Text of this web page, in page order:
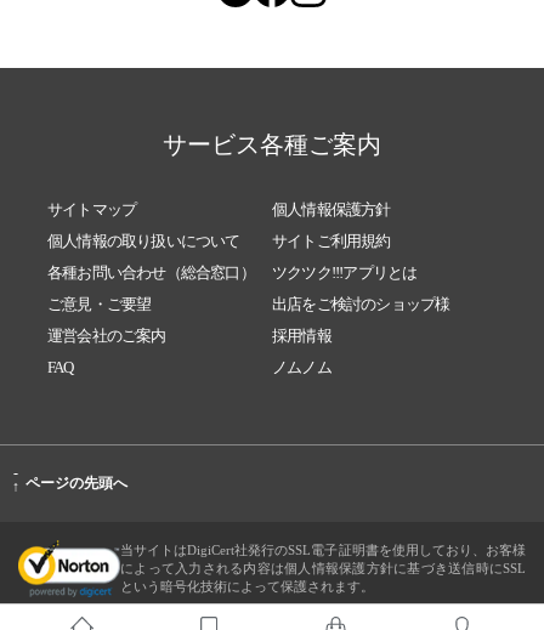
サービス各種ご案内
サイトマップ
個人情報保護方針
個人情報の取り扱いについて
サイトご利用規約
各種お問い合わせ（総合窓口）
ツクツク!!!アプリとは
ご意見・ご要望
出店をご検討のショップ様
運営会社のご案内
採用情報
FAQ
ノムノム
-
↑ ページの先頭へ
当サイトはDigiCert社発行のSSL電子証明書を使用しており、お客様
によって入力される内容は個人情報保護方針に基づき送信時にSSL
という暗号化技術によって保護されます。